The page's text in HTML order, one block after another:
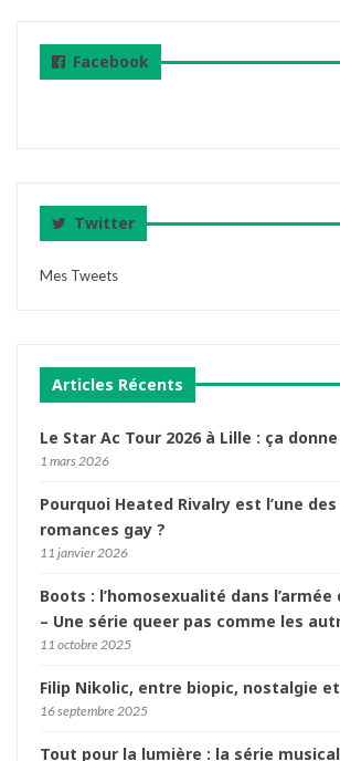
Facebook
Twitter
Mes Tweets
Articles Récents
Le Star Ac Tour 2026 à Lille : ça
1 mars 2026
Pourquoi Heated Rivalry est l’une
romances gay ?
11 janvier 2026
Boots : l’homosexualité dans l’armée
– Une série queer pas comme les
11 octobre 2025
Filip Nikolic, entre biopic, nostalgie
16 septembre 2025
Tout pour la lumière : la série